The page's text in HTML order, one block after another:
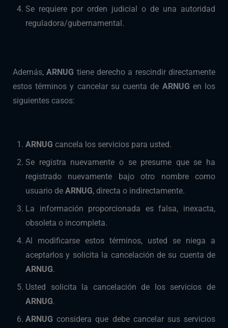
Se requiere por orden judicial o de una autoridad
reguladora/gubernamental.
Además,ARNUG tiene derecho a rescindir directamente
estos términos y cancelar su cuenta de ARNUG en los
siguientes casos:
ARNUG cancela los servicios para usted.
Se registra nuevamente o se presume que se ha
registrado nuevamente bajo otro nombre como
usuario de ARNUG, directa o indirectamente.
La información proporcionada es falsa, inexacta,
obsoleta o incompleta.
Al modificarse estos términos, usted se niega a
aceptarlos y solicita la cancelación de su cuenta de
ARNUG.
Usted solicita la cancelación de los servicios de
ARNUG.
ARNUGconsidera que debe cancelar sus servicios